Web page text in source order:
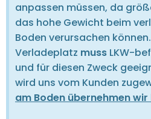
anpassen müssen, da
das hohe Gewicht beim
Boden verursachen
Verladeplatz muss LKW-
und für diesen Zweck
wird uns vom Kunden
am Boden übernehmen